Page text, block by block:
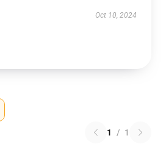
Oct 10, 2024
1 / 1